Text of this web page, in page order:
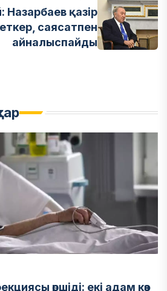
Назарбаев қазір
саясатпен
айналыспайды
өршіді: екі адам көз